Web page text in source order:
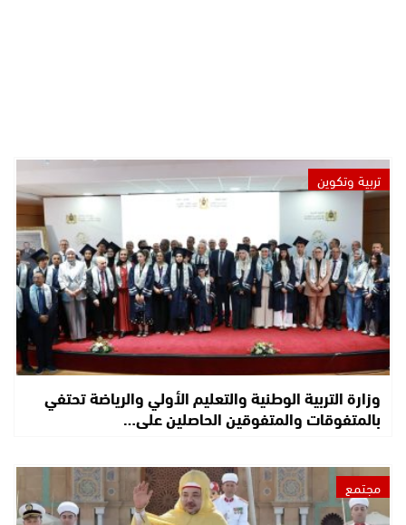
تربية وتكوين
وزارة التربية الوطنية والتعليم الأولي والرياضة تحتفي
بالمتفوقات والمتفوقين الحاصلين على…
مجتمع